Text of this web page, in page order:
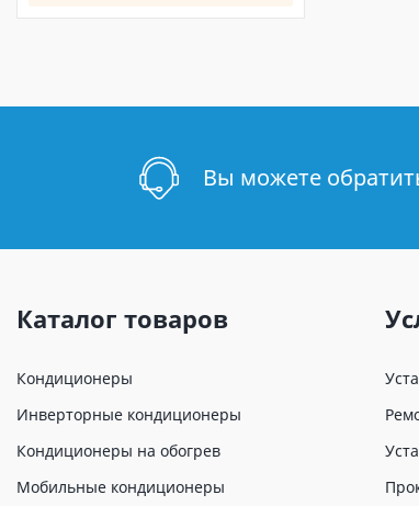
Вы можете
Каталог товаров
Кондиционеры
Инверторные кондиционеры
Кондиционеры на обогрев
Мобильные кондиционеры